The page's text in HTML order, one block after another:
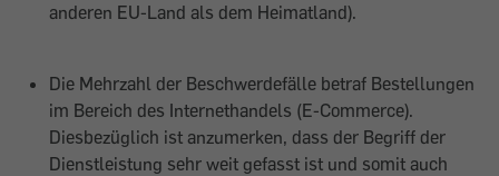
anderen EU-Land als dem Heimatland).
Die Mehrzahl der Beschwerdefälle betraf Bestellungen
im Bereich des Internethandels (E-Commerce).
Diesbezüglich ist anzumerken, dass der Begriff der
Dienstleistung sehr weit gefasst ist und somit auch